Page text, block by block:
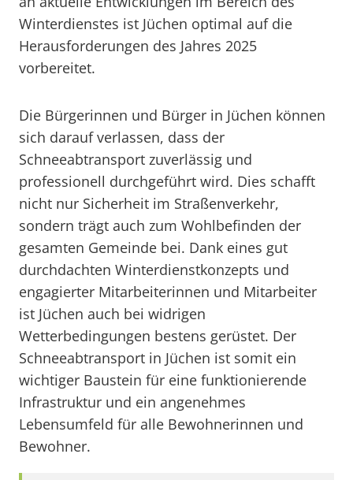
Winterdienstes ist Jüchen optimal auf die
Herausforderungen des Jahres 2025
vorbereitet.
Die Bürgerinnen und Bürger in Jüchen können
sich darauf verlassen, dass der
Schneeabtransport zuverlässig und
professionell durchgeführt wird. Dies schafft
nicht nur Sicherheit im Straßenverkehr,
sondern trägt auch zum Wohlbefinden der
gesamten Gemeinde bei. Dank eines gut
durchdachten Winterdienstkonzepts und
engagierter Mitarbeiterinnen und Mitarbeiter
ist Jüchen auch bei widrigen
Wetterbedingungen bestens gerüstet. Der
Schneeabtransport in Jüchen ist somit ein
wichtiger Baustein für eine funktionierende
Infrastruktur und ein angenehmes
Lebensumfeld für alle Bewohnerinnen und
Bewohner.